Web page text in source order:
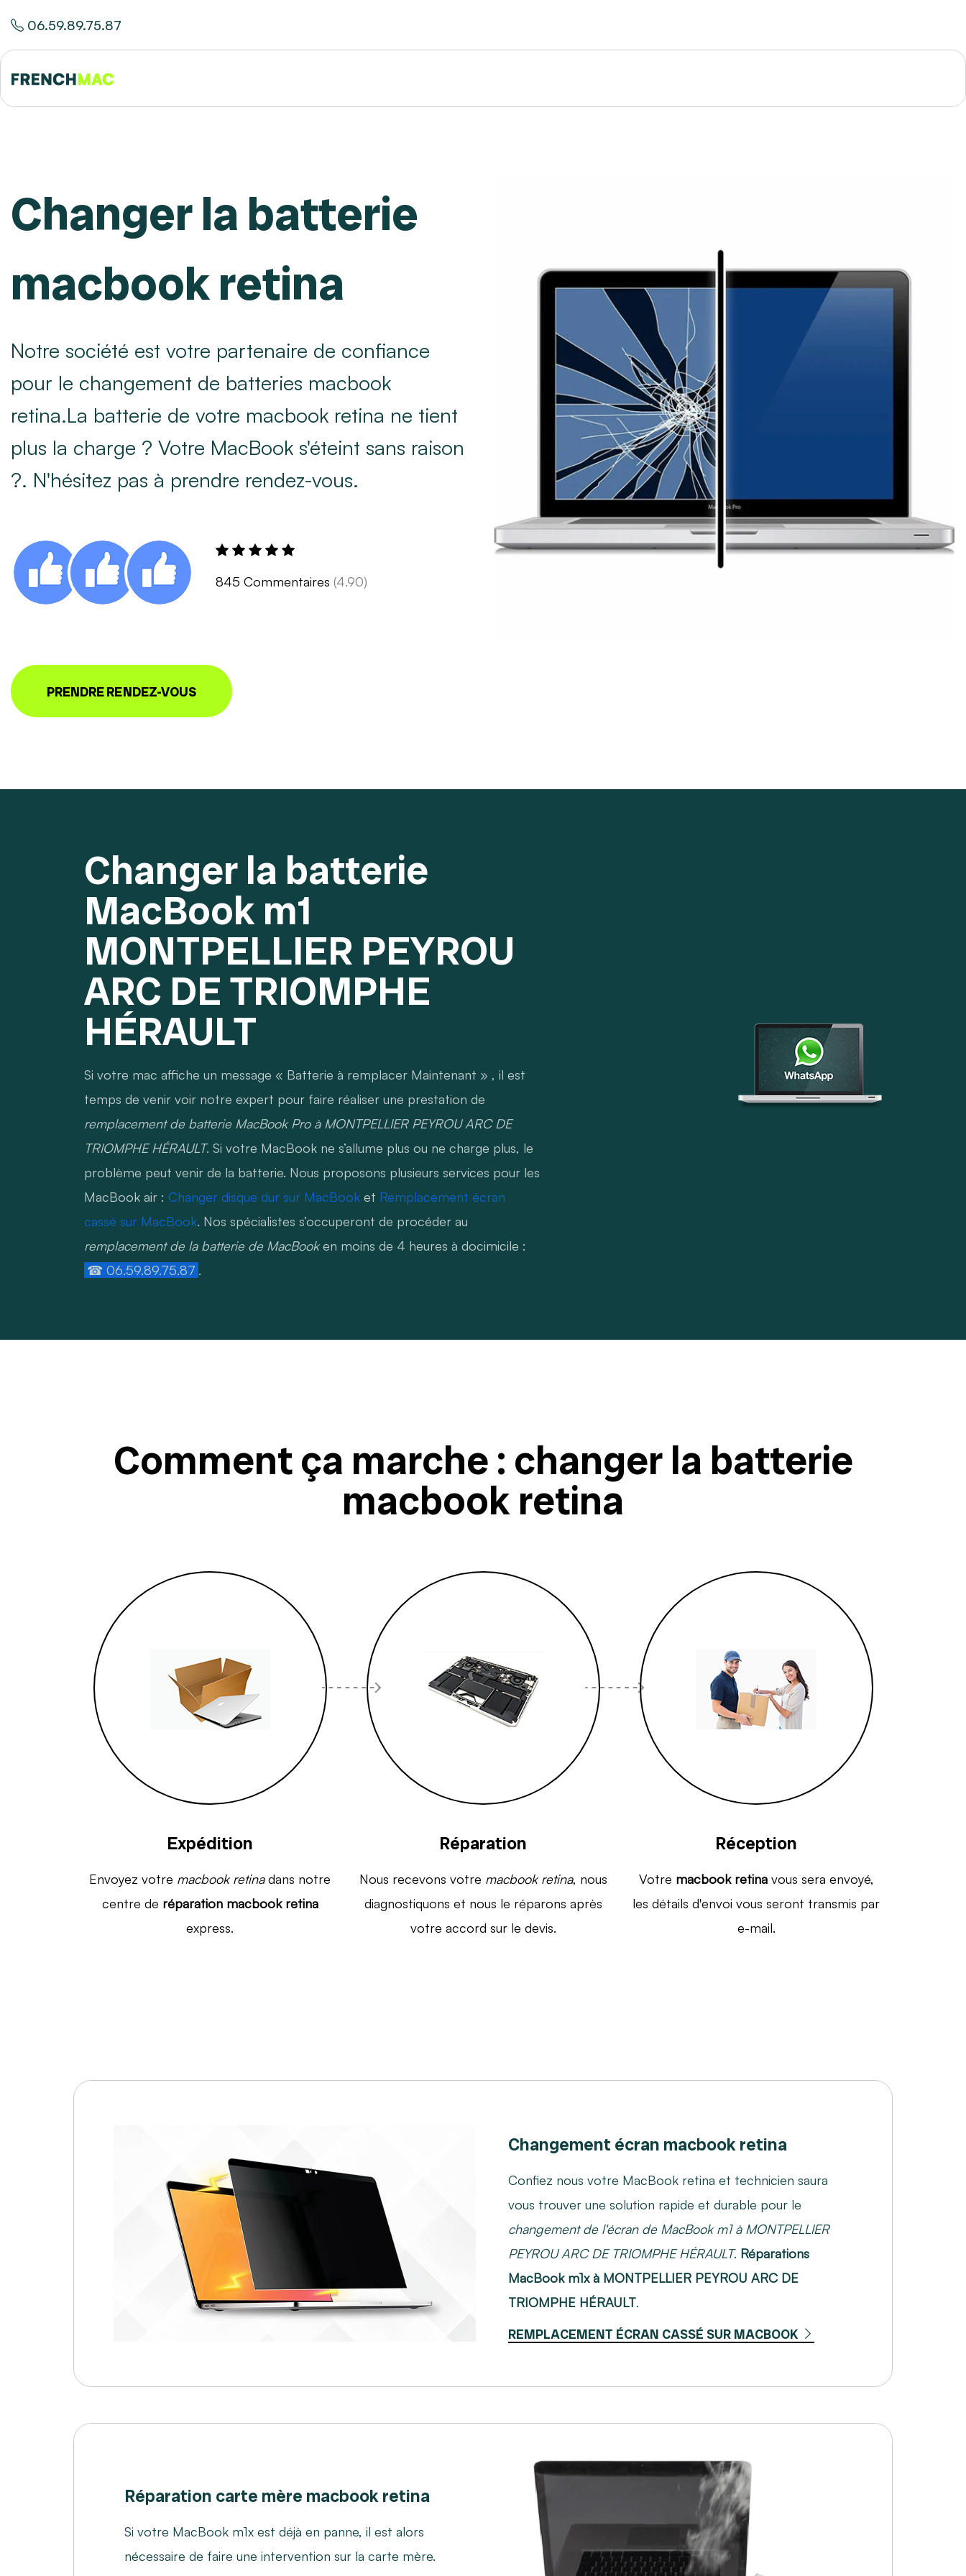
06.59.89.75.87
Changer la batterie
macbook retina
Notre société est votre partenaire de confiance
pour le changement de batteries macbook
retina.La batterie de votre macbook retina ne tient
plus la charge ? Votre MacBook s'éteint sans raison
?. N'hésitez pas à prendre rendez-vous.
845 Commentaires (4.90)
PRENDRE RENDEZ-VOUS
Changer la batterie
MacBook m1
MONTPELLIER PEYROU
ARC DE TRIOMPHE
HÉRAULT
Si votre mac affiche un message « Batterie à remplacer Maintenant » , il est
temps de venir voir notre expert pour faire réaliser une prestation de
remplacement de batterie MacBook Pro à MONTPELLIER PEYROU ARC DE
TRIOMPHE HÉRAULT. Si votre MacBook ne s’allume plus ou ne charge plus, le
problème peut venir de la batterie. Nous proposons plusieurs services pour les
MacBook air : Changer disque dur sur MacBook et Remplacement écran
cassé sur MacBook. Nos spécialistes s’occuperont de procéder au
remplacement de la batterie de MacBooken moins de 4 heures à docimicile :
☎ 06.59.89.75.87 .
Comment ça marche : changer la batterie
macbook retina
Expédition
Envoyez votre macbook retinadans notre
centre de réparation macbook retina
express.
Réparation
Nous recevons votre macbook retina, nous
diagnostiquons et nous le réparons après
votre accord sur le devis.
Réception
Votre macbook retinavous sera envoyé,
les détails d'envoi vous seront transmis par
e-mail.
Changement écran macbook retina
Confiez nous votre MacBook retina et technicien saura
vous trouver une solution rapide et durable pour le
changement de l'écran de MacBook m1 à MONTPELLIER
PEYROU ARC DE TRIOMPHE HÉRAULT. Réparations
MacBook m1x à MONTPELLIER PEYROU ARC DE
TRIOMPHE HÉRAULT.
REMPLACEMENT ÉCRAN CASSÉ SUR MACBOOK
Réparation carte mère macbook retina
Si votre MacBook m1x est déjà en panne, il est alors
nécessaire de faire une intervention sur la carte mère.